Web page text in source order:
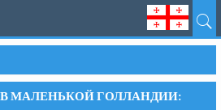
МАЛЕНЬКОЙ ГОЛЛАНДИИ: